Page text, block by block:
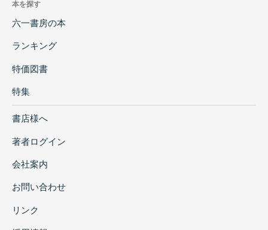
本を探す
六一書房の本
ランキング
特価図書
特集
書店様へ
著者ログイン
会社案内
お問い合わせ
リンク